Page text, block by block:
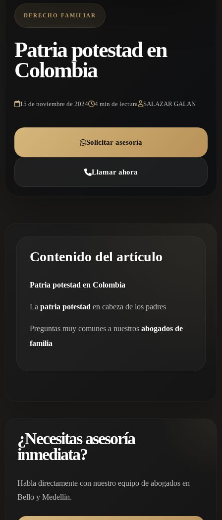
DERECHO FAMILIAR
Patria potestad en
Colombia
15 de noviembre de 2024 4 min de lectura SALAZAR GALAN
Solicitar asesoría
Llamar ahora
Contenido del artículo
Patria potestad en Colombia
La patria potestad en cabeza de los padres
Preguntas muy comunes a nuestros abogados de
familia
¿Necesitas asesoría
inmediata?
Habla directamente con nuestro equipo de abogados en
Bello y Medellín.